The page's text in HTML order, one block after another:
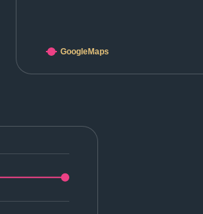
GoogleMaps